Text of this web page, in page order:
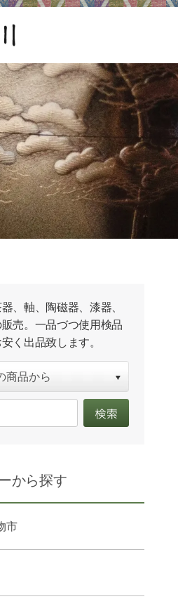
、軸、陶磁器、漆器、
売。一品づつ使用検品
く出品致します。
から探す
市